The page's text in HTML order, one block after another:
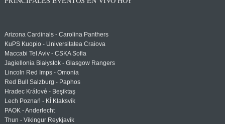
Arizona Cardinals - Carolina Panthers
KuPS Kuopio - Universitatea Craiova
Maccabi Tel Aviv - CSKA Sofia
Jagiellonia Białystok - Glasgow Rangers
Lincoln Red Imps - Omonia
Red Bull Salzburg - Paphos
Hradec Králové - Beşiktaş
Lech Poznań - KÍ Klaksvík
PAOK - Anderlecht
Thun - Vikingur Reykjavik